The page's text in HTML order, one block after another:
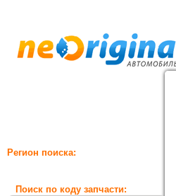
Регион поиска:
Поиск по коду запчасти: